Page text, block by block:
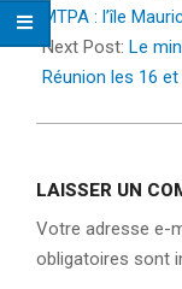
31MTPA : l’île
Next Post: Le
Réunion les 16
LAISSER UN
Votre adresse e-
obligatoires sont